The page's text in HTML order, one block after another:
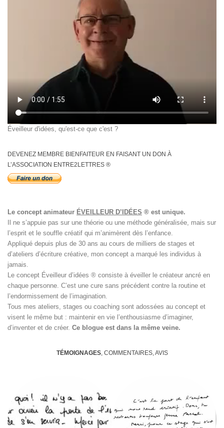
Éveilleur d'idées, qu'est-ce que c'est ?
DEVENEZ MEMBRE BIENFAITEUR EN FAISANT UN DON À
L’ASSOCIATION ENTRE2LETTRES ®
Le concept animateur ÉVEILLEUR D’IDÉES ® est unique.
Il ne s’appuie pas sur une théorie ou une méthode généralisée, mais sur
l’esprit et le souffle créatif qui m’animèrent dès l’enfance.
Appliqué depuis plus de 30 ans au cours de milliers de stages et
d’ateliers d’écriture créative, mon concept a marqué les individus à
jamais.
Le concept Éveilleur d’idées ® consiste à éveiller le créateur ancré en
chaque personne. C’est une cure sans précédent contre la routine et
l’endormissement de l’imagination.
Tous mes ateliers, stages ou coaching sont adossées au concept et
visent le même but : maintenir en vie l’enthousiasme d’imaginer,
d’inventer et de créer. Ce blogue est dans la même veine.
TÉMOIGNAGES, COMMENTAIRES, AVIS